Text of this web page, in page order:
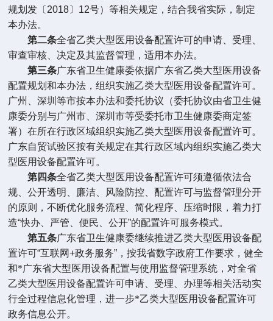
规划发〔 2018〕 12号）等相关规定，结合我省实际，制定
本办法。
第二条全省乙类大型医用设备配置许可的申请、受理、
审查审核、决定及其监督管理，适用本办法。
第三条广东省卫生健康委依据广东省乙类大型医用设备
配置规划和本办法，组织实施乙类大型医用设备配置许可。
广州、深圳等市按本办法和委托协议（委托协议由省卫生健
康委分别与广州市、深圳市等受委托市卫生健康委商定签
署）在所在行政区域组织实施乙类大型医用设备配置许可。
广东自贸试验区按有关规定在其行政区域内组织实施乙类大
型医用设备配置许可。
第四条全省乙类大型医用设备配置许可须遵循依法合
规、公开透明、廉洁、风险防控、配置许可与监督管理分开
的原则，不断优化服务流程、简化程序、压缩时限，着力打
造“快办、严管、便民、公开”的配置许可服务模式。
第五条广东省卫生健康委继续推进乙类大型医用设备配
置许可“互联网+政务服务” ，按我省数字政府工作要求，健全
和*广东省大型医用设备配置与使用监督管理系统，对全省
乙类大型医用设备配置许可申请、受理、办理等相关活动实
行全过程信息化管理，进一步*乙类大型医用设备配置许可
政务信息公开。